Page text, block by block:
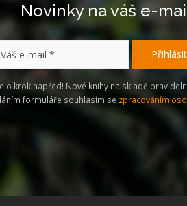
Novinky na váš e-
o krok napřed! Nové knihy na skladě
formuláře souhlasím se zpracováním